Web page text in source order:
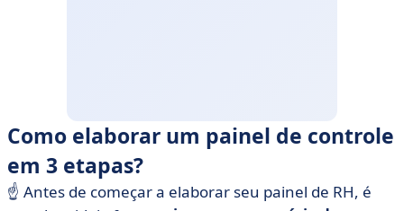
Como elaborar um painel de controle
em 3 etapas?
☝️ Antes de começar a elaborar seu painel de RH, é